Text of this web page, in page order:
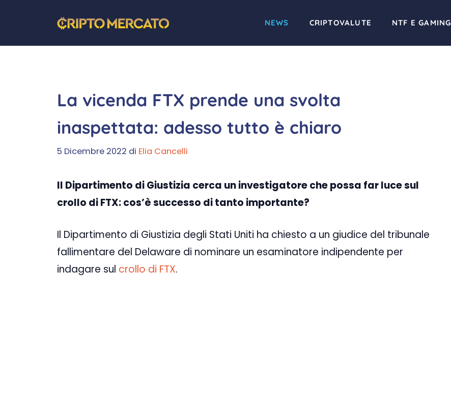
contenuto
NEWS CRIPTOVALUTE NTF E GAMING
La vicenda FTX prende una svolta
inaspettata: adesso tutto è chiaro
5 Dicembre 2022 di Elia Cancelli
Il Dipartimento di Giustizia cerca un investigatore che possa far luce sul
crollo di FTX: cos’è successo di tanto importante?
Il Dipartimento di Giustizia degli Stati Uniti ha chiesto a un giudice del tribunale
fallimentare del Delaware di nominare un esaminatore indipendente per
indagare sul crollo di FTX.